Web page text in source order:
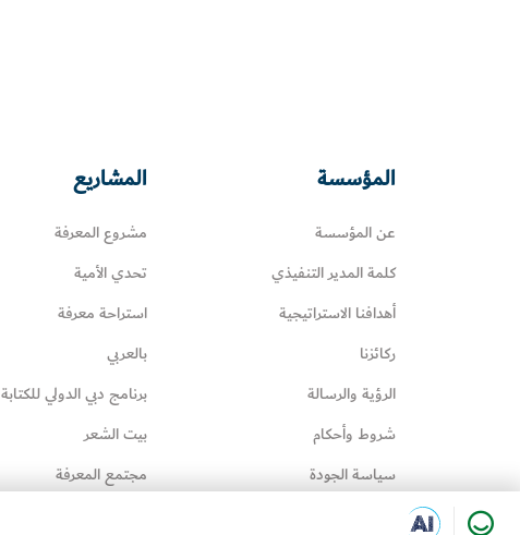
المؤسسة
عن المؤسسة
كلمة المدير التنفيذي
أهدافنا الاستراتيجية
ركائزنا
الرؤية والرسالة
شروط وأحكام
سياسة الجودة
المشاريع
مشروع المعرفة
تحدي الأمية
استراحة معرفة
بالعربي
برنامج دبي الدولي للكتابة
بيت الشعر
مجتمع المعرفة